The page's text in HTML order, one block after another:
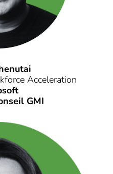
Acceleration
GMI